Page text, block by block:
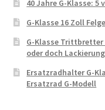
40 Jahre G-Klasse: 5
G-Klasse 16 Zoll
G-Klasse Trittbretter
oder doch
Ersatzradhalter G-
Ersatzrad G-Modell